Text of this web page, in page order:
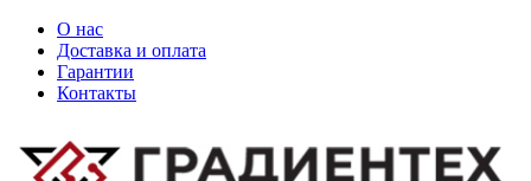
О нас
Доставка и оплата
Гарантии
Контакты